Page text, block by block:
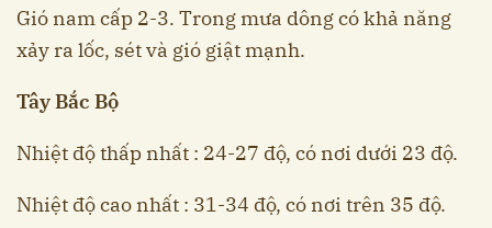
Gió nam cấp 2-3. Trong mưa dông có khả năng
xảy ra lốc, sét và gió giật mạnh.
Tây Bắc Bộ
Nhiệt độ thấp nhất : 24-27 độ, có nơi dưới 23 độ.
Nhiệt độ cao nhất : 31-34 độ, có nơi trên 35 độ.